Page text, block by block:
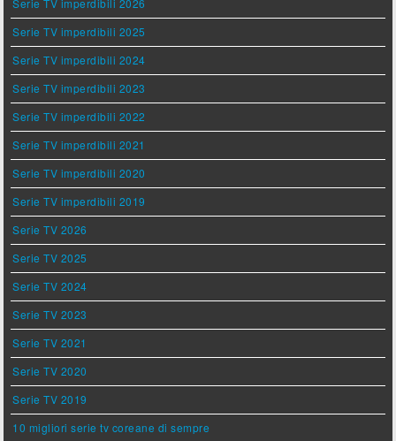
Serie TV imperdibili 2026
Serie TV imperdibili 2025
Serie TV imperdibili 2024
Serie TV imperdibili 2023
Serie TV imperdibili 2022
Serie TV imperdibili 2021
Serie TV imperdibili 2020
Serie TV imperdibili 2019
Serie TV 2026
Serie TV 2025
Serie TV 2024
Serie TV 2023
Serie TV 2021
Serie TV 2020
Serie TV 2019
10 migliori serie tv coreane di sempre